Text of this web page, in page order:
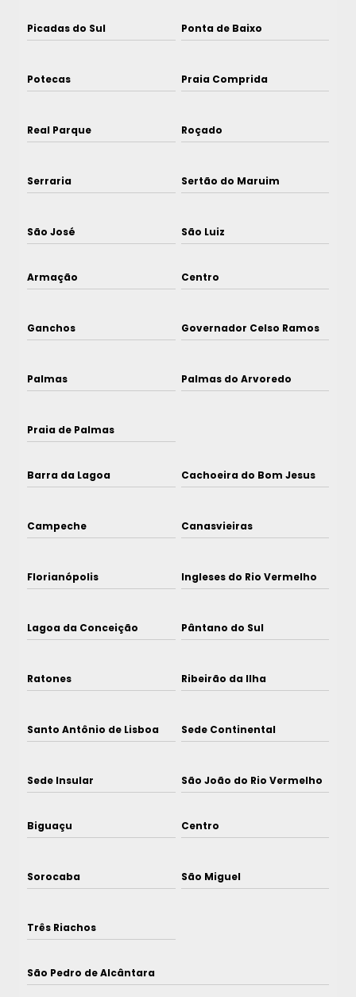
Picadas do Sul Ponta de Baixo
Potecas Praia Comprida
Real Parque Roçado
Serraria Sertão do Maruim
São José São Luiz
Armação Centro
Ganchos Governador Celso Ramos
Palmas Palmas do Arvoredo
Praia de Palmas
Barra da Lagoa Cachoeira do Bom Jesus
Campeche Canasvieiras
Florianópolis Ingleses do Rio Vermelho
Lagoa da Conceição Pântano do Sul
Ratones Ribeirão da Ilha
Santo Antônio de Lisboa Sede Continental
Sede Insular São João do Rio Vermelho
Biguaçu Centro
Sorocaba São Miguel
Três Riachos
São Pedro de Alcântara